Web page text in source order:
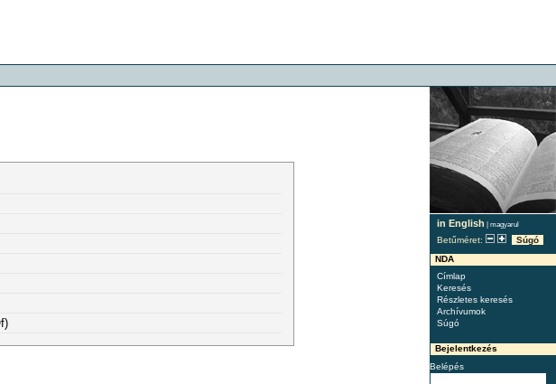
in English | magyarul
Betűméret:
Súgó
NDA
Címlap
Keresés
Részletes keresés
Archívumok
Súgó
Bejelentkezés
Belépés